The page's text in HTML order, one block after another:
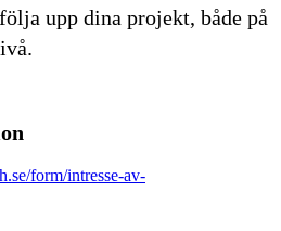
upp dina projekt, både på
form/intresse-av-